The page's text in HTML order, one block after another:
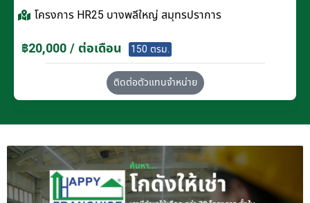
โครงการ HR25 บางพลีใหญ่ สมุทรปราการ
฿20,000 / ต่อเดือน 150 ตรม.
ติดต่อตัวแทนจำหน่าย